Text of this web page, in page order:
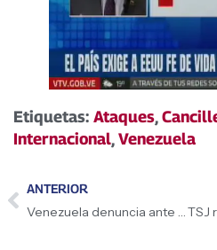
Etiquetas: Ataques,
Internacional,Venezuela
ANTERIOR
Venezuela denuncia ante la ONU vil ataque de EE.UU.